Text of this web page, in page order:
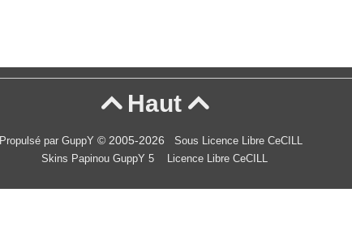
Haut 
Propulsé par GuppY © 2005-2026
Sous Licence Libre CeCILL
Skins Papinou GuppY 5
Licence Libre CeCILL